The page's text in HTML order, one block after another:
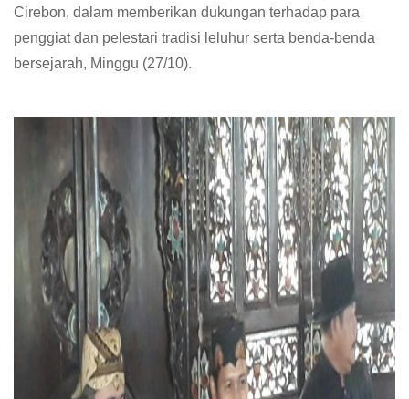
Cirebon, dalam memberikan dukungan terhadap para
penggiat dan pelestari tradisi leluhur serta benda-benda
bersejarah, Minggu (27/10).